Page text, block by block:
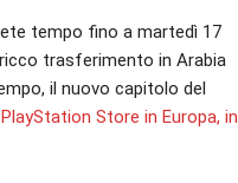
tempo fino a martedì 17
trasferimento in Arabia
il nuovo capitolo del
Store in Europa, in